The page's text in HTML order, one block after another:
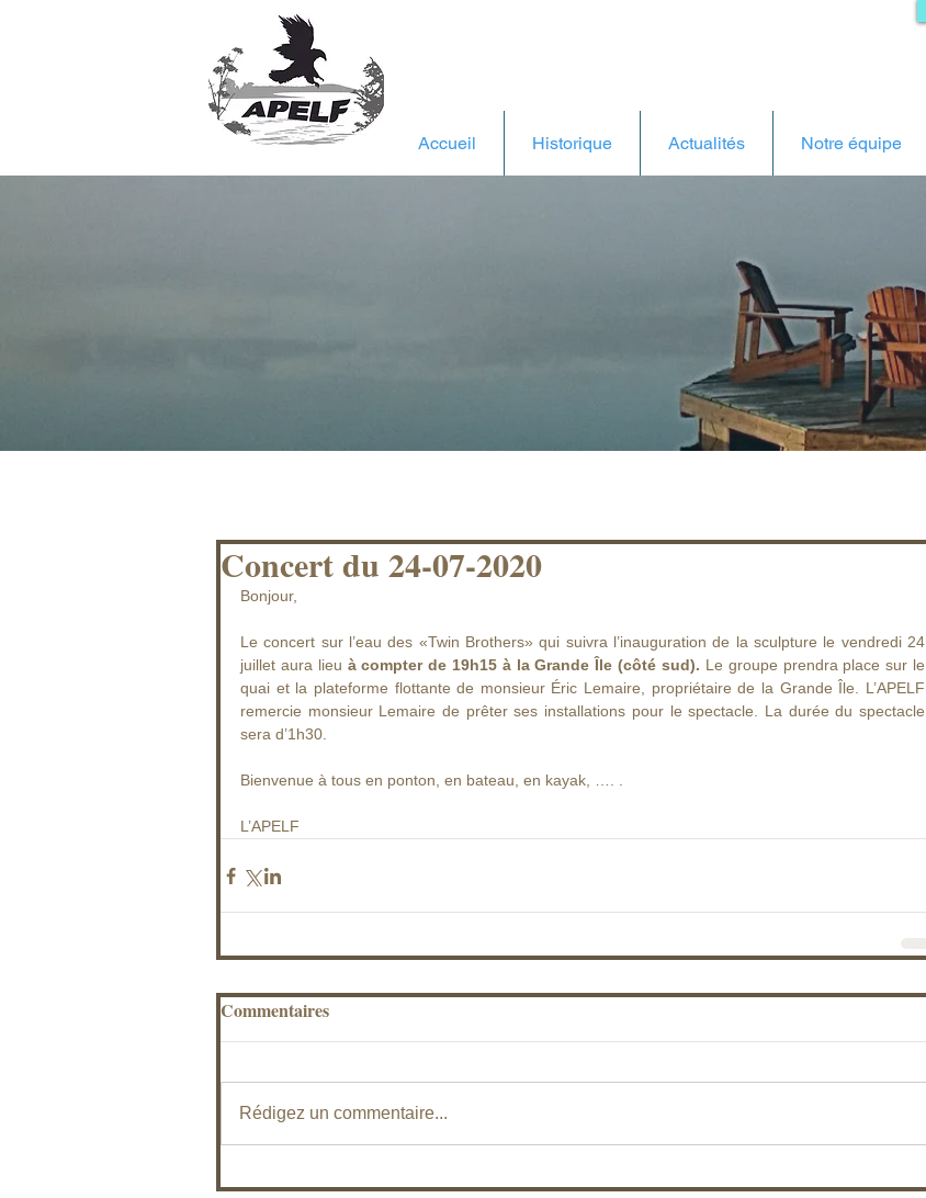
Accueil Historique Actualités Notre équipe
Concert du 24-07-2020
Bonjour,
Le concert sur l’eau des «Twin Brothers» qui suivra l’inauguration de la sculpture le vendredi 24
juillet aura lieu à compter de 19h15 à la Grande Île (côté sud). Le groupe prendra place sur le
quai et la plateforme flottante de monsieur Éric Lemaire, propriétaire de la Grande Île. L’APELF
remercie monsieur Lemaire de prêter ses installations pour le spectacle. La durée du spectacle
sera d’1h30.
Bienvenue à tous en ponton, en bateau, en kayak, …. .
L’APELF
Commentaires
Rédigez un commentaire...